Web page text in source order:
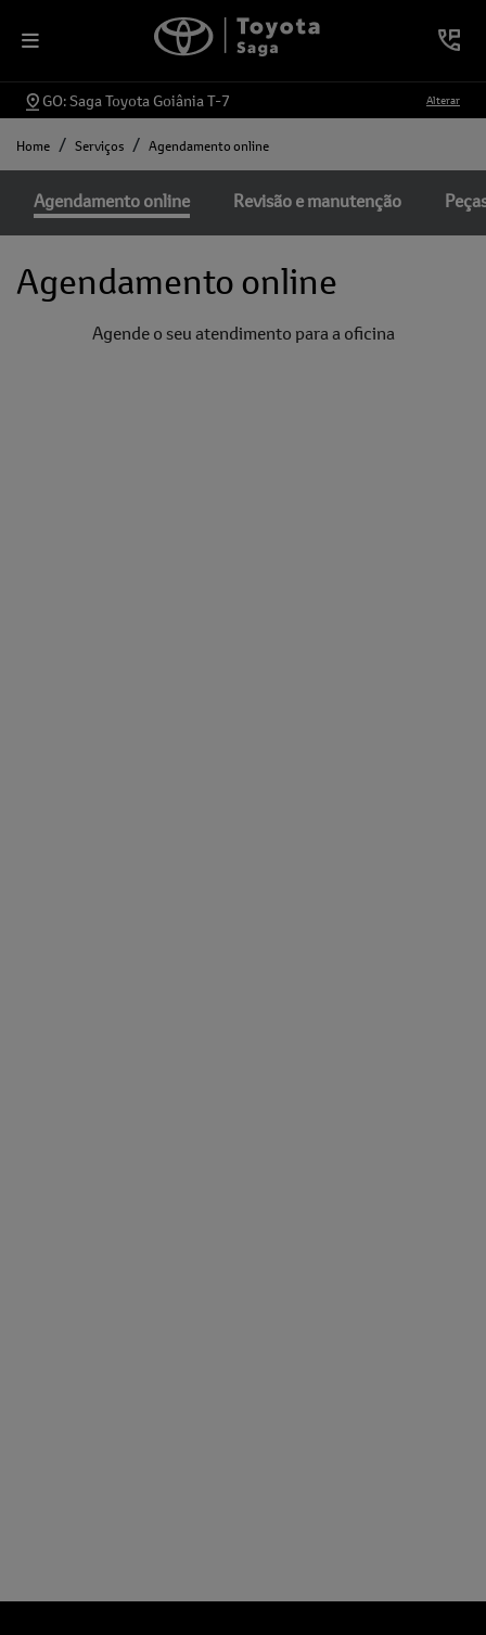
GO: Saga Toyota Goiânia T-7 Alterar
Home Serviços Agendamento online
Agendamento online Revisão e manutenção
Agendamento online
Agende o seu atendimento para a oficina